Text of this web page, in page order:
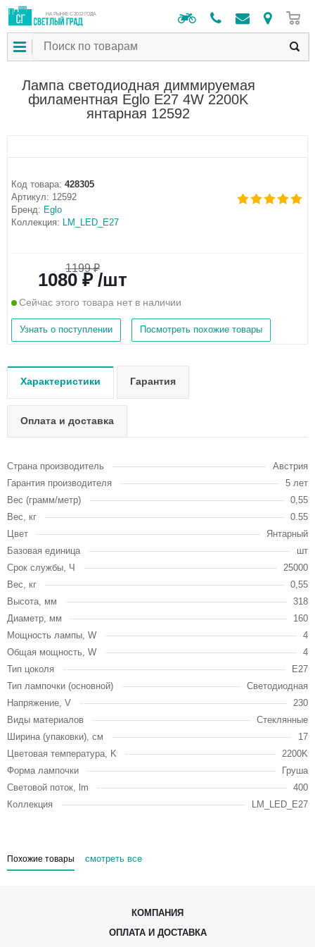
НА РЫНКЕ С 2012 ГОДА
Лампа светодиодная диммируемая
филаментная Eglo E27 4W 2200K
янтарная 12592
Код товара: 428305
Артикул: 12592
Бренд: Eglo
Коллекция: LM_LED_E27
1199 ₽
1080 ₽ /шт
Сейчас этого товара нет в наличии
Узнать о поступлении Посмотреть похожие товары
Характеристики Гарантия
Оплата и доставка
Страна производитель
Австрия
Гарантия производителя
5 лет
Вес (грамм/метр)
0,55
Вес, кг
0.55
Цвет
Янтарный
Базовая единица
шт
Срок службы, Ч
25000
Вес, кг
0,55
Высота, мм
318
Диаметр, мм
160
Мощность лампы, W
4
Общая мощность, W
4
Тип цоколя
E27
Тип лампочки (основной)
Светодиодная
Напряжение, V
230
Виды материалов
Стеклянные
Ширина (упаковки), см
17
Цветовая температура, K
2200K
Форма лампочки
Груша
Световой поток, lm
400
Коллекция
LM_LED_E27
Похожие товары смотреть все
КОМПАНИЯ
ОПЛАТА И ДОСТАВКА